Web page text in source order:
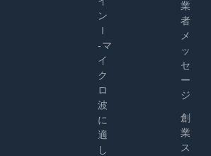
ン
Ⅰ
-マ
イ
ク
ロ
波
に
適
し
業
者
メ
ッ
セ
ー
ジ
創
業
ス